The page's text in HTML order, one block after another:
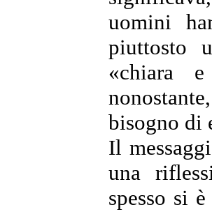
uomini
piuttosto
«chiara
bisogno di
Il
una
spesso si